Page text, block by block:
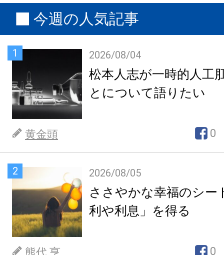
今週の人気記事
1 2026/08/04
松本人志が一時的人工
とについて語りたい
黄金頭 0
2 2026/08/05
ささやかな幸福のシー
利や利息」を得る
熊代 亨 0